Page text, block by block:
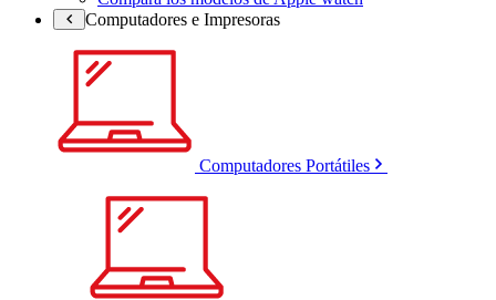
Computadores e Impresoras
Computadores Portátiles